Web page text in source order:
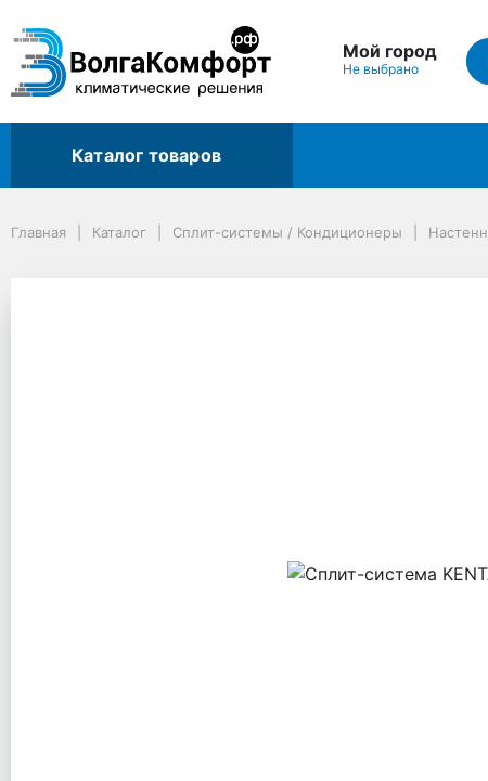
Мой город
Не выбрано
Каталог товаров
Настенные сплит-системы
Сплит-система KENTATSU ICHI R32
Главная Каталог Сплит-системы / Кондиционеры